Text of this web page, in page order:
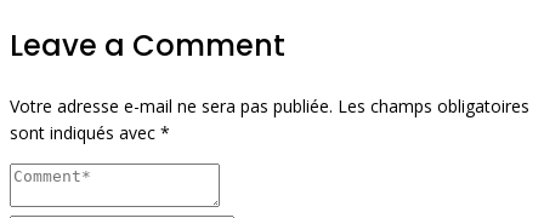
Leave a Comment
Votre adresse e-mail ne sera pas publiée. Les champs obligatoires
sont indiqués avec *